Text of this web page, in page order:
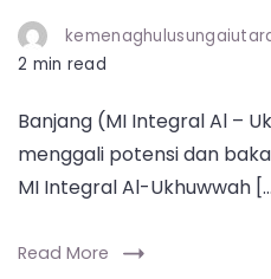
2 min read
Banjang (MI Integral Al –
menggali potensi dan
MI Integral Al-Ukhuwwah
Read More